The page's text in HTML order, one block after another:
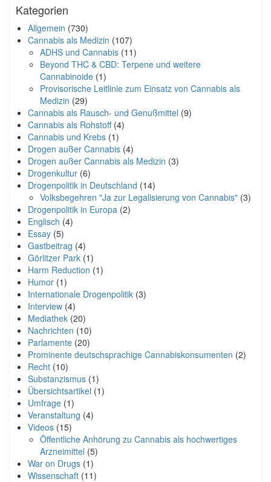
Kategorien
Allgemein (730)
Cannabis als Medizin (107)
ADHS und Cannabis (11)
Beyond THC & CBD: Terpene und weitere
Cannabinoide (1)
Provisorische Leitlinie zum Einsatz von Cannabis als
Medizin (29)
Cannabis als Rausch- und Genußmittel (9)
Cannabis als Rohstoff(4)
Cannabis und Krebs (1)
Drogen außer Cannabis (4)
Drogen außer Cannabis als Medizin (3)
Drogenkultur (6)
Drogenpolitik in Deutschland (14)
Volksbegehren "Ja zur Legalisierung von Cannabis" (3)
Drogenpolitik in Europa (2)
Englisch (4)
Essay (5)
Gastbeitrag (4)
Görlitzer Park (1)
Harm Reduction (1)
Humor (1)
Internationale Drogenpolitik (3)
Interview (4)
Mediathek (20)
Nachrichten (10)
Parlamente (20)
Prominente deutschsprachige Cannabiskonsumenten (2)
Recht (10)
Substanzismus (1)
Übersichtsartikel (1)
Umfrage (1)
Veranstaltung (4)
Videos (15)
Öffentliche Anhörung zu Cannabis als hochwertiges
Arzneimittel (5)
War on Drugs (1)
Wissenschaft (11)